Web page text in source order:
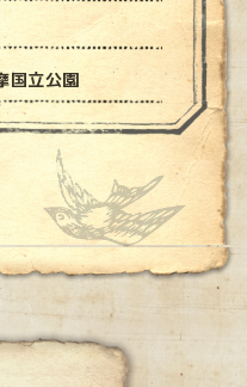
国立公園